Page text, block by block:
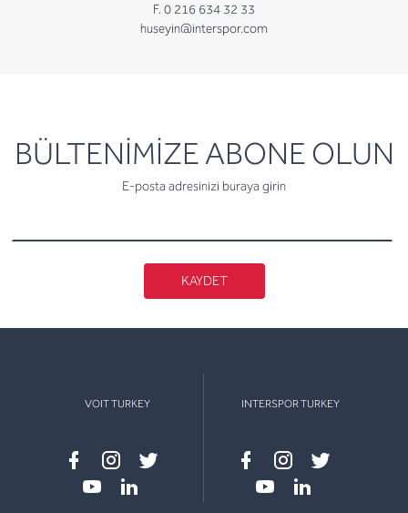
F. 0 216 634 32 33
huseyin@interspor.com
BÜLTENİMİZE ABONE OLUN
E-posta adresinizi buraya girin
newsletter
KAYDET
VOIT TURKEY
Facebook
instagram
twitter
INTERSPOR TURKEY
Facebook
instagram
twitter